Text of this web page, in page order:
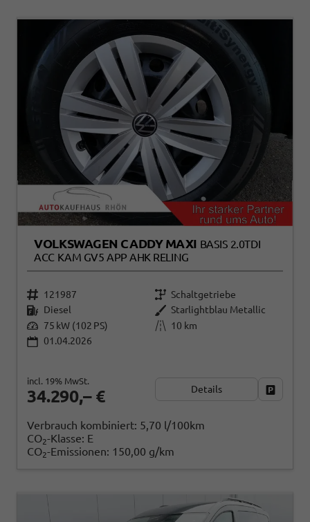
VOLKSWAGEN CADDY MAXI BASIS 2.0TDI
ACC KAM GV5 APP AHK RELING
121987
Schaltgetriebe
Diesel
Starlightblau Metallic
75 kW (102 PS)
10 km
01.04.2026
34.290,– €
incl. 19% MwSt.
Details
Verbrauch kombiniert: 5,70 l/100km
CO2-Klasse: E
CO2-Emissionen: 150,00 g/km